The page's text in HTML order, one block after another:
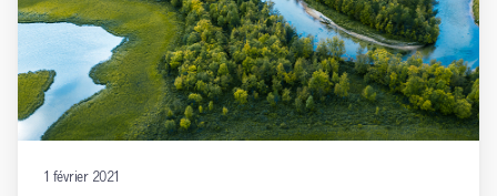
1 février 2021